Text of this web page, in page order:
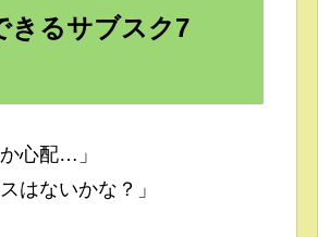
きるサブスク7
心配…」
はないかな？」